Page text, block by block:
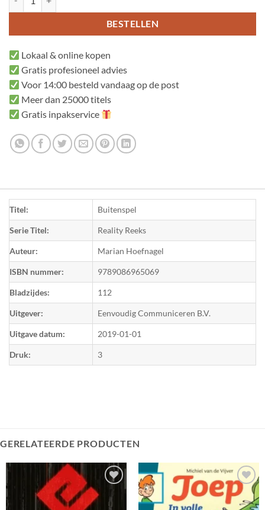
BESTELLEN
Lokaal & online kopen
Gratis profesioneel advies
Voor 14:00 besteld vandaag op de post
Meer dan 25000 titels
Gratis inpakservice
Titel: Buitenspel
Serie Titel: Reality Reeks
Auteur: Marian Hoefnagel
ISBN nummer: 9789086965069
Bladzijdes: 112
Uitgever: Eenvoudig Communiceren B.V.
Uitgave datum: 2019-01-01
Druk: 3
GERELATEERDE PRODUCTEN